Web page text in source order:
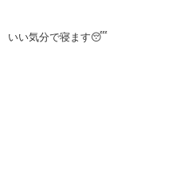
いい気分で寝ます😴